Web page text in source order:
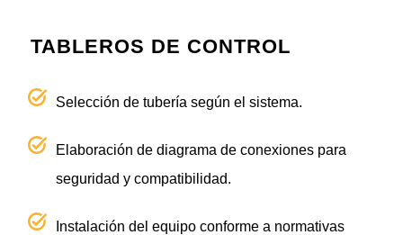
TABLEROS DE CONTROL
Selección de tubería según el sistema.
Elaboración de diagrama de conexiones para
seguridad y compatibilidad.
Instalación del equipo conforme a normativas